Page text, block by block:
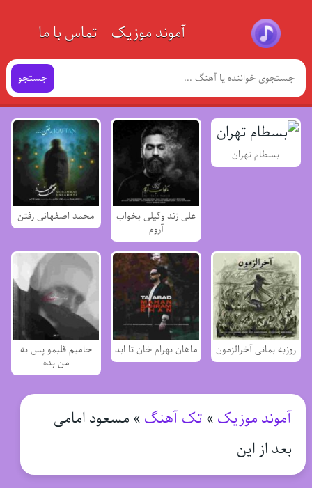
آموند موزیک تماس با ما
جستجو
بسطام تهران
علی زند وکیلی بخواب
آروم
محمد اصفهانی رفتن
روزبه بمانی آخرالزمون ماهان بهرام خان تا ابد
حامیم قلبمو پس به
من بده
آموند موزیک » تک آهنگ » مسعود امامی
بعد از این